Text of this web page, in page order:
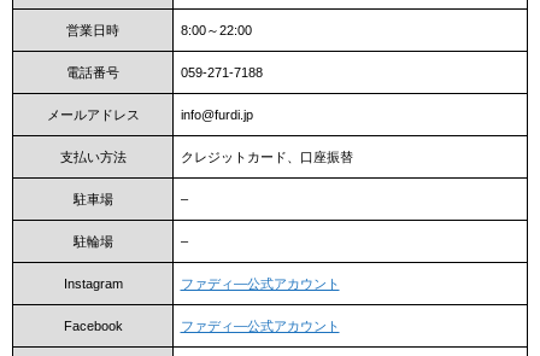
営業日時 8:00～22:00
電話番号 059-271-7188
メールアドレス info@furdi.jp
支払い方法 クレジットカード、口座振替
駐車場 –
駐輪場 –
Instagram ファディ―公式アカウント
Facebook ファディ―公式アカウント